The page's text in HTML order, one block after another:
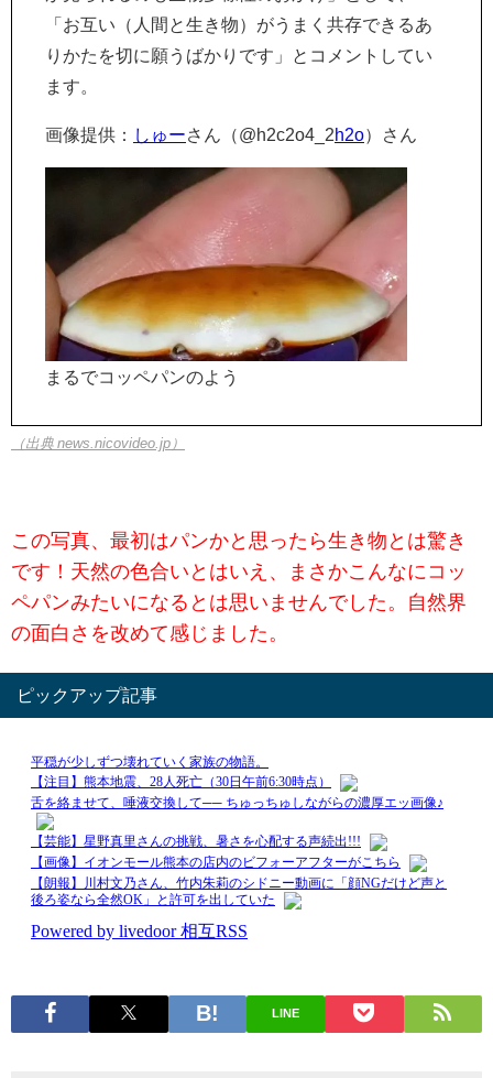
「お互い（人間と生き物）がうまく共存できるあ
りかたを切に願うばかりです」とコメントしてい
ます。
画像提供： しゅーさん（@h2c2o4_2h2o）さん
まるでコッペパンのよう
（出典 news.nicovideo.jp）
この写真、最初はパンかと思ったら生き物とは驚き
です！天然の色合いとはいえ、まさかこんなにコッ
ペパンみたいになるとは思いませんでした。自然界
の面白さを改めて感じました。
ピックアップ記事
LINE